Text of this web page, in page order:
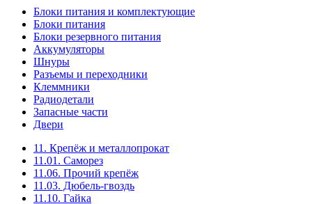
Блоки питания и комплектующие
Блоки питания
Блоки резервного питания
Аккумуляторы
Шнуры
Разъемы и переходники
Клеммники
Радиодетали
Запасные части
Двери
11. Крепёж и металлопрокат
11.01. Саморез
11.06. Прочий крепёж
11.03. Дюбель-гвоздь
11.10. Гайка